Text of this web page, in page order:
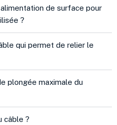
de surface pour
?
qui permet de relier le
plongée maximale du
câble ?